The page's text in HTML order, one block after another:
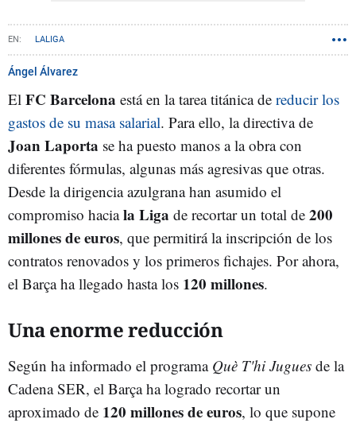
LALIGA
Ángel Álvarez
El FC Barcelona está en la tarea titánica de reducir los
gastos de su masa salarial. Para ello, la directiva de
Joan Laporta se ha puesto manos a la obra con
diferentes fórmulas, algunas más agresivas que otras.
Desde la dirigencia azulgrana han asumido el
compromiso haciala Liga de recortar un total de 200
millones de euros, que permitirá la inscripción de los
contratos renovados y los primeros fichajes. Por ahora,
el Barça ha llegado hasta los 120 millones.
Una enorme reducción
Según ha informado el programa Què T'hi Jugues de la
Cadena SER, el Barça ha logrado recortar un
aproximado de 120 millones de euros, lo que supone